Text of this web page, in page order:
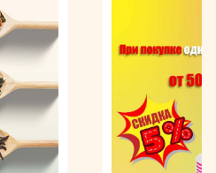
Секрет этого
традициям обжарки
следуют им с 1896
кофе Arcaffe в зернах.
марки кроется не только
Для создания кофе Arcaffe
самое качественное
закупают в Бразилии и